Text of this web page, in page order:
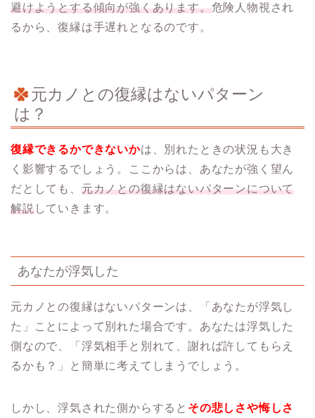
避けようとする傾向が強くあります。危険人物視され
るから、復縁は手遅れとなるのです。
元カノとの復縁はないパターン
は？
復縁できるかできないかは、別れたときの状況も大き
く影響するでしょう。ここからは、あなたが強く望ん
だとしても、 元カノとの復縁はないパターンについて
解説していきます。
あなたが浮気した
元カノとの復縁はないパターンは、「あなたが浮気し
た」ことによって別れた場合です。あなたは浮気した
側なので、「浮気相手と別れて、謝れば許してもらえ
るかも？」と簡単に考えてしまうでしょう。
しかし、浮気された側からすると その悲しさや悔しさ